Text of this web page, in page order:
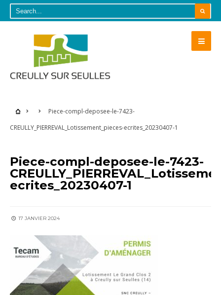
Piece-compl-deposee-le-7423-
CREULLY_PIERREVAL_Lotissement_pieces-ecrites_20230407-1
Piece-compl-deposee-le-7423-
ecrites_20230407-1
17 JANVIER 2024